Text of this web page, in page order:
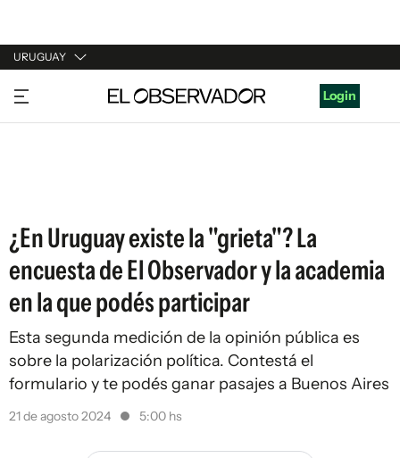
URUGUAY
URUGUAY
ARGENTINA
Login
¿En Uruguay existe la "grieta"? La
encuesta de El Observador y la academia
en la que podés participar
Esta segunda medición de la opinión pública es
sobre la polarización política. Contestá el
formulario y te podés ganar pasajes a Buenos Aires
21 de agosto 2024 5:00 hs